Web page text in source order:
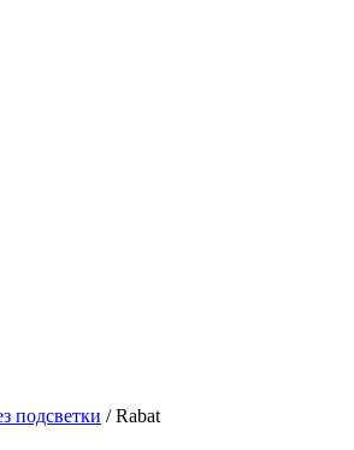
подсветки /Rabat